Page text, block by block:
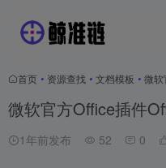
首页 • 资源查找 • 文档模板 • 微软
微软官方Office插件
1年前发布 52 0